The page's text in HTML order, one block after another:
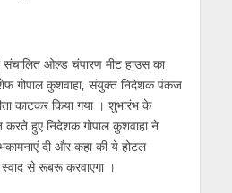
ओल्ड चंपारण मीट हाउस का
गोपाल कुशवाहा, संयुक्त निदेशक पंकज
काटकर किया गया । शुभारंभ के
करते हुए निदेशक गोपाल कुशवाहा ने
दी और कहा की ये होटल
से रूबरू करवाएगा ।